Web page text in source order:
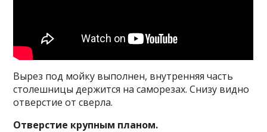
Вырез под мойку выполнен, внутренняя часть
столешницы держится на саморезах. Снизу видно
отверстие от сверла.
Отверстие крупным планом.